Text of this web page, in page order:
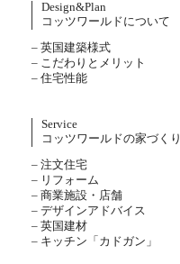
Design&Plan
コッツワールドについて
– 英国建築様式
– こだわりとメリット
– 住宅性能
Service
コッツワールドの家づくり
– 注文住宅
– リフォーム
– 商業施設・店舗
– デザインアドバイス
– 英国建材
– キッチン「カドガン」